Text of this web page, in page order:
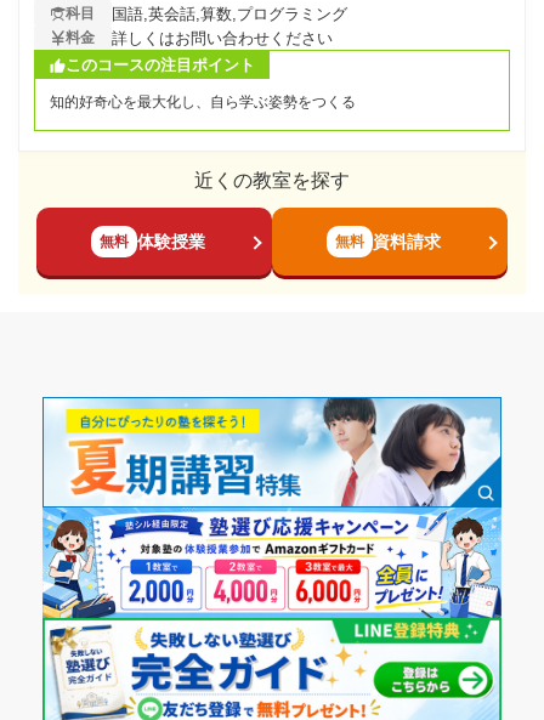
科目 国語,英会話,算数,プログラミング
料金
詳しくはお問い合わせください
このコースの注目ポイント
知的好奇心を最大化し、自ら学ぶ姿勢をつくる
近くの教室を探す
無料 体験授業 無料 資料請求